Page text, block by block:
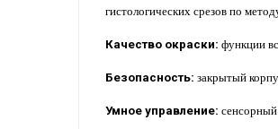
гистологических срезов по
Качество окраски: функции
Безопасность: закрытый
Умное управление: